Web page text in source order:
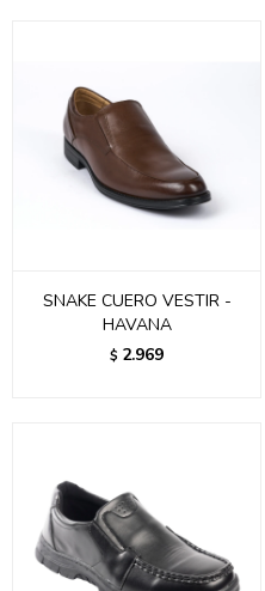
SNAKE CUERO VESTIR -
HAVANA
$ 2.969